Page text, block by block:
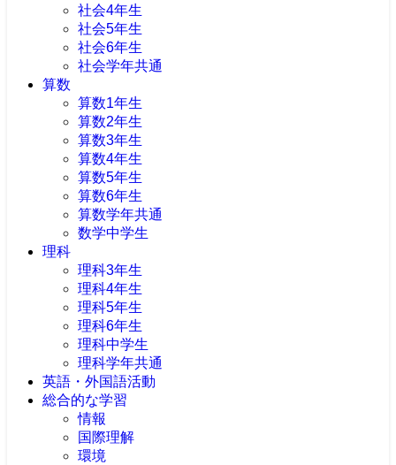
社会4年生
社会5年生
社会6年生
社会学年共通
算数
算数1年生
算数2年生
算数3年生
算数4年生
算数5年生
算数6年生
算数学年共通
数学中学生
理科
理科3年生
理科4年生
理科5年生
理科6年生
理科中学生
理科学年共通
英語・外国語活動
総合的な学習
情報
国際理解
環境